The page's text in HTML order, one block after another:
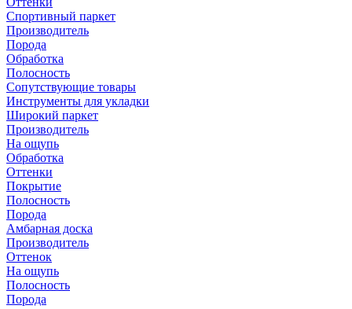
Спортивный паркет
Производитель
Порода
Обработка
Полосность
Сопутствующие товары
Инструменты для укладки
Широкий паркет
Производитель
На ощупь
Обработка
Оттенки
Покрытие
Полосность
Порода
Амбарная доска
Производитель
Оттенок
На ощупь
Полосность
Порода